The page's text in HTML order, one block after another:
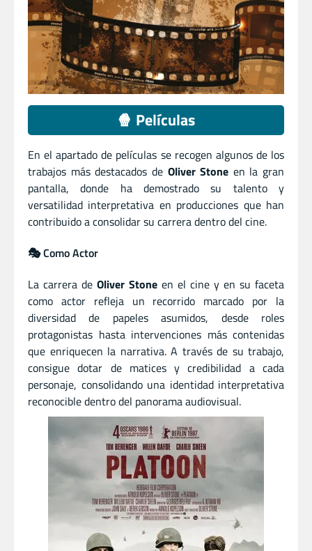
🍿 Películas
En el apartado de películas se recogen algunos de los
trabajos más destacados de Oliver Stone en la gran
pantalla, donde ha demostrado su talento y
versatilidad interpretativa en producciones que han
contribuido a consolidar su carrera dentro del cine.
🎭 Como Actor
La carrera de Oliver Stone en el cine y en su faceta
como actor refleja un recorrido marcado por la
diversidad de papeles asumidos, desde roles
protagonistas hasta intervenciones más contenidas
que enriquecen la narrativa. A través de su trabajo,
consigue dotar de matices y credibilidad a cada
personaje, consolidando una identidad interpretativa
reconocible dentro del panorama audiovisual.